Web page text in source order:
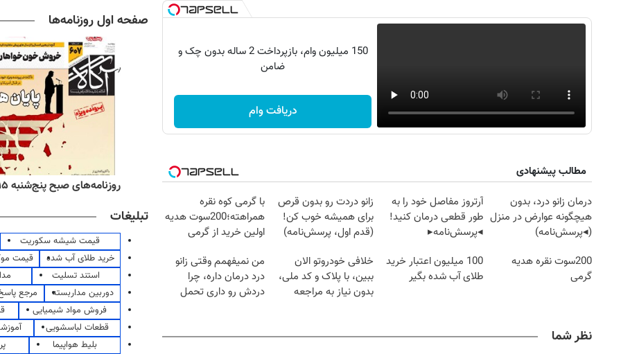
150 میلیون وام، بازپرداخت 2 ساله بدون چک و
ضامن
دریافت وام
مطالب پیشنهادی
درمان زانو درد، بدون
هیچگونه عوارض در منزل
(◂پرسش‌نامه)
آرتروز مفاصل خود را به
طور قطعی درمان کنید!
◂پرسش‌نامه▸
زانو دردت رو بدون قرص
برای همیشه خوب کن!
(قدم اول، پرسش‌نامه)
با گرمی کوه نقره
همراهته؛200سوت هدیه
اولین خرید از گرمی
200سوت نقره هدیه
گرمی
100 میلیون اعتبار خرید
طلای آب شده بگیر
خلافی خودروتو الان
ببین، با پلاک و کد ملی،
بدون نیاز به مراجعه
من نمیفهمم وقتی زانو
درد درمان داره، چرا
دردش رو داری تحمل
نظر شما
صفحه اول روزنامه‌ها
روزنامه‌های ورزشی پنج‌شنبه ۱۵ مرداد ۱۴۰۵ روزنامه‌های اقتصادی پنج‌شنبه ۱۵ مرداد ۱۴۰۵ روزنامه‌های صبح پنج‌شنبه ۱۵ مرداد ۱۴۰۵
تبلیغات
قیمت شیشه سکوریت
خرید طلای آب شده
قیمت
استند تسلیت
دوربین مداربسته
مرجع
فروش مواد شیمیایی
قطعات لباسشویی
بلیط هواپیما